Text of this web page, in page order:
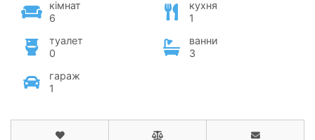
кімнат
6
кухня
1
туалет
0
ванни
3
гараж
1